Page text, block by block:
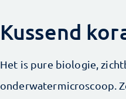
Kussend
Het is pure biologie,
onderwatermicroscoop.